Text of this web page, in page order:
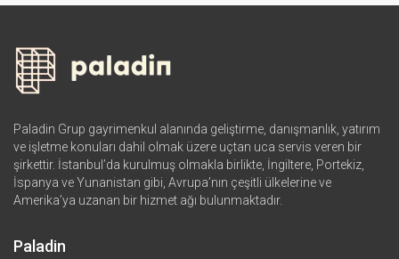
Paladin Grup gayrimenkul alanında geliştirme, danışmanlık, yatırım
ve işletme konuları dahil olmak üzere uçtan uca servis veren bir
şirkettir. İstanbul’da kurulmuş olmakla birlikte, İngiltere, Portekiz,
İspanya ve Yunanistan gibi, Avrupa’nın çeşitli ülkelerine ve
Amerika’ya uzanan bir hizmet ağı bulunmaktadır.
Paladin